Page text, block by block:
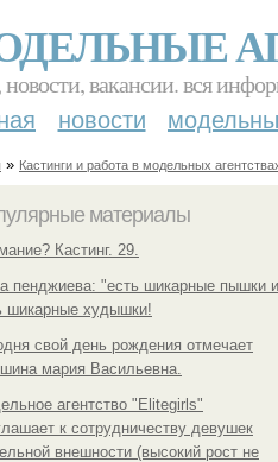
вакансии. вся
новости
» Кастинги и работа в модельных
материалы
Кастинг. 29.
пенджиева: "есть шикарные пышки и
шикарные худышки!
свой день рождения отмечает
мария Васильевна.
агентство "Elitegirls"
к сотрудничеству девушек
внешности (высокий рост не